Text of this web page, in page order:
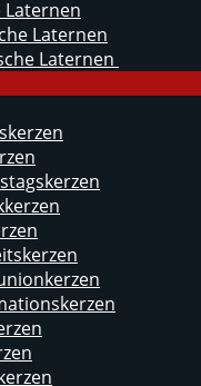
Laternen
Laternen
Laternen